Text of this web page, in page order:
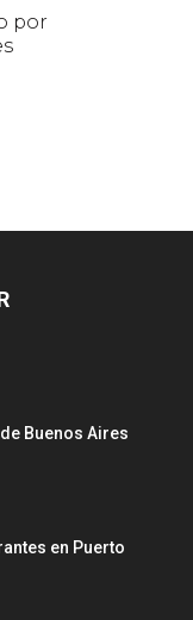
Buenos Aires
en Puerto